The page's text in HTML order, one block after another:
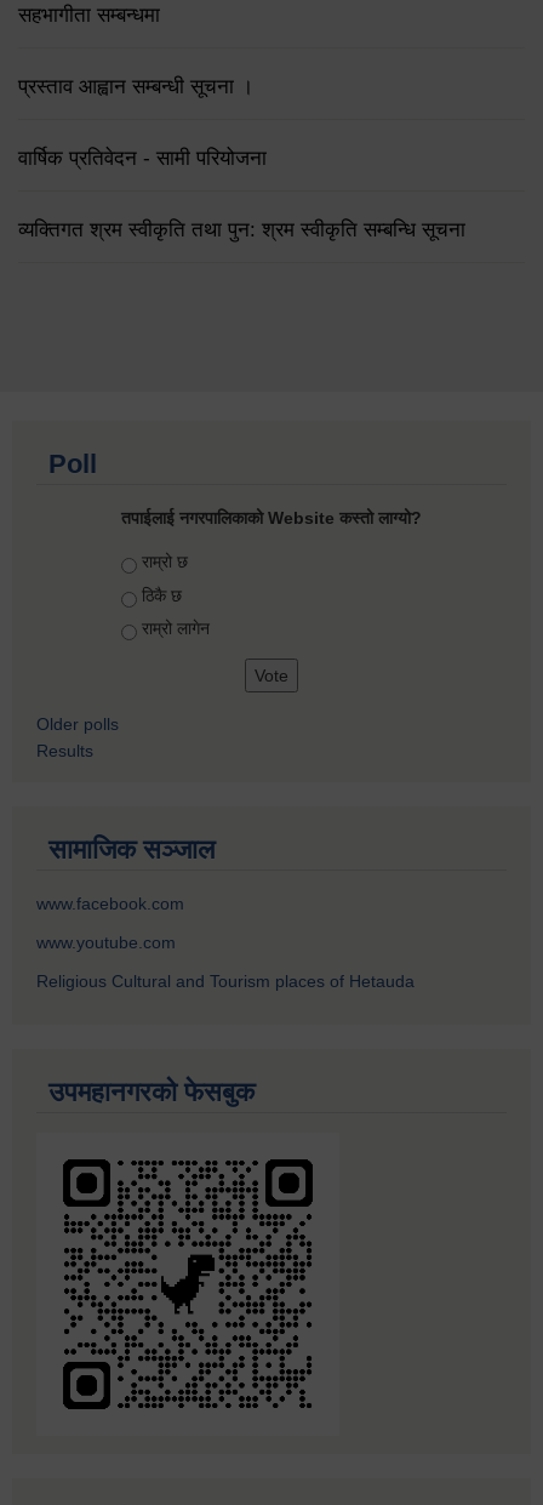
सहभागीता सम्बन्धमा
प्रस्ताव आह्वान सम्बन्धी सूचना ।
वार्षिक प्रतिवेदन - सामी परियोजना
व्यक्तिगत श्रम स्वीकृति तथा पुन: श्रम स्वीकृति सम्बन्धि सूचना
Poll
तपाईलाई नगरपालिकाको Website कस्तो लाग्यो?
Choices
राम्रो छ
ठिकै छ
राम्रो लागेन
Older polls
Results
सामाजिक सञ्जाल
www.facebook.com
www.youtube.com
Religious Cultural and Tourism places of Hetauda
उपमहानगरको फेसबुक